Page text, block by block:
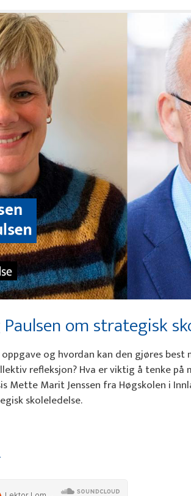
Paulsen om strategisk
og hvordan kan den gjøres best
refleksjon? Hva er viktig å tenke på
Mette Marit Jenssen fra Høgskolen i
skoleledelse.